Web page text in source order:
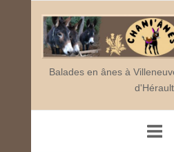
content
Home
Balades en ânes à
d'Hérault